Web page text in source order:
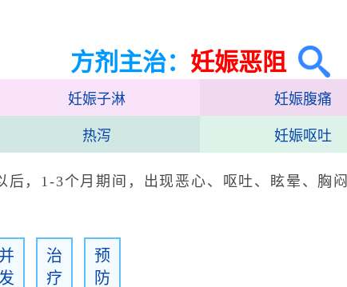
方剂主治： 妊娠恶阻
妊娠子淋 妊娠腹痛
热泻 妊娠呕吐
后，1-3个月期间，出现恶心、呕吐、眩晕、胸
并
治
疗
预
防